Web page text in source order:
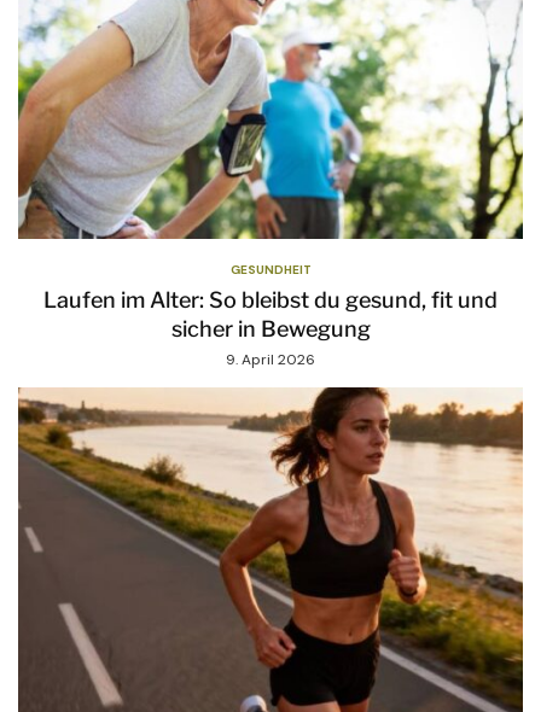
GESUNDHEIT
Laufen im Alter: So bleibst du gesund, fit und
sicher in Bewegung
9. April 2026